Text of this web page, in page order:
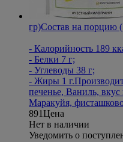
гр)Состав на порцию
- Калорийность 189
- Белки 7 г;
- Углеводы 38 г;
- Жиры 1 г.
печенье, Ваниль,
Маракуйя,
891Цена
Нет в наличии
Уведомить о